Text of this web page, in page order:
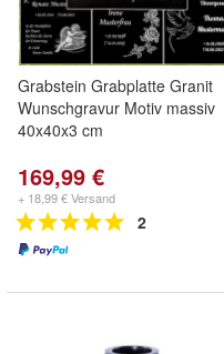
Grabstein Grabplatte Granit
Wunschgravur Motiv massiv
40x40x3 cm
169,99 €
+ 18,99 € Versand
2